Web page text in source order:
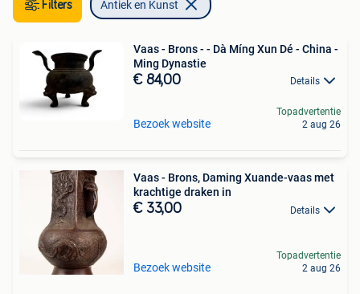
Filters Antiek en Kunst
Vaas - Brons - - Dà Míng Xun Dé - China -
Ming Dynastie
€ 84,00 Details
Bezoek website
Topadvertentie
2 aug 26
Vaas - Brons, Daming Xuande-vaas met
krachtige draken in
€ 33,00 Details
Bezoek website
Topadvertentie
2 aug 26